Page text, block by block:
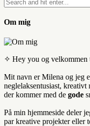
Om mig
✧ Hey you og
Mit navn er Milena og jeg
neglelaksentusiast,
der kommer med de gode
På min hjemmeside deler
par kreative projekter eller